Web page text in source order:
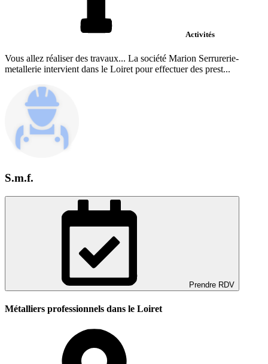
Activités
Vous allez réaliser des travaux... La société Marion Serrurerie-
metallerie intervient dans le Loiret pour effectuer des prest...
S.m.f.
Prendre RDV
Métalliers professionnels dans le Loiret